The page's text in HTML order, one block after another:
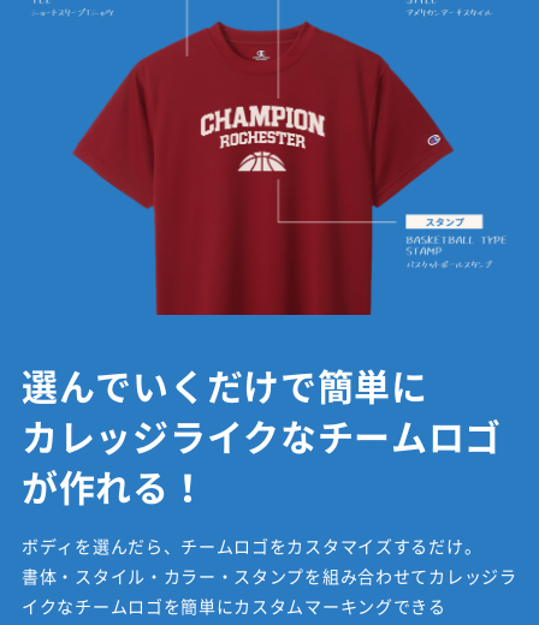
選んでいくだけで簡単に
カレッジライクなチームロゴ
が作れる！
ボディを選んだら、チームロゴをカスタマイズするだけ。
書体・スタイル・カラー・スタンプを組み合わせてカレッジラ
イクなチームロゴを簡単にカスタムマーキングできる